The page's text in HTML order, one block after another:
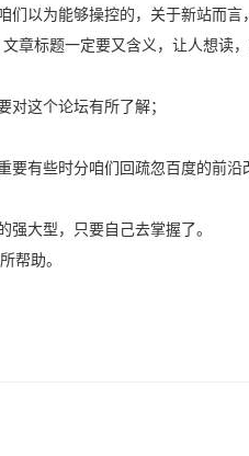
以为能够操控的，关于新站而
章标题一定要又含义，让人想读
这个论坛有所了解；
有些时分咱们回疏忽百度的前沿
大型，只要自己去掌握了。
帮助。